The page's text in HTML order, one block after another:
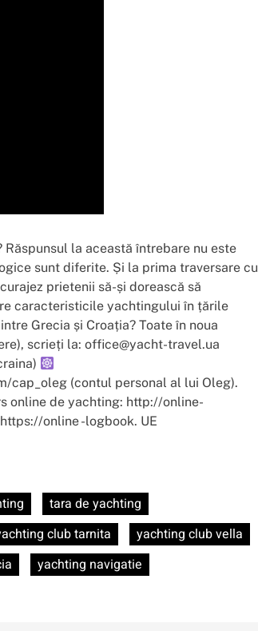
la această întrebare nu este
sunt diferite. Și la prima traversare cu
prietenii să-și dorească să
caracteristicile yachtingului în țările
Grecia și Croația? Toate în noua
scrieți la: office@yacht-travel.ua
cap_oleg (contul personal al lui Oleg).
online de yachting: http://online-
online -logbook. UE
tara de yachting
club tarnita
yachting club vella
yachting navigatie